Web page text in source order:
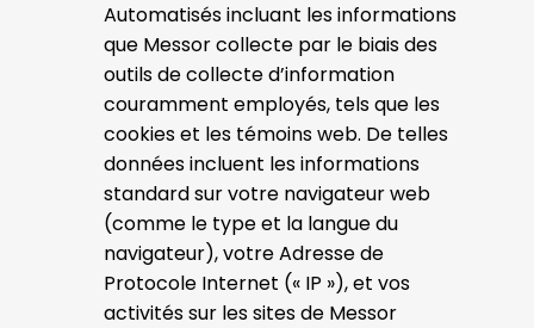
Automatisés incluant les informations
que Messor collecte par le biais des
outils de collecte d’information
couramment employés, tels que les
cookies et les témoins web. De telles
données incluent les informations
standard sur votre navigateur web
(comme le type et la langue du
navigateur), votre Adresse de
Protocole Internet (« IP »), et vos
activités sur les sites de Messor